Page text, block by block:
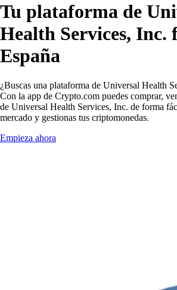
Tu plataforma de
Health Services, Inc.
España
¿Buscas una plataforma de Universal Health
Con la app de Crypto.com puedes comprar,
de Universal Health Services, Inc. de forma
mercado y gestionas tus criptomonedas.
Empieza ahora